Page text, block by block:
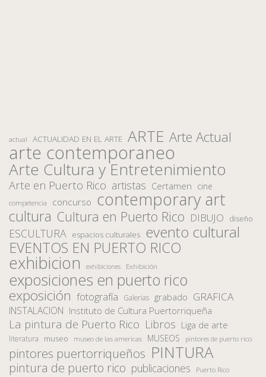
actual ACTUALIDAD EN EL ARTE ARTE Arte Actual
arte contemporaneo
Arte Cultura y Entretenimiento
Arte en Puerto Rico artistas Certamen cine
competencia concurso contemporary art
cultura Cultura en Puerto Rico DIBUJO diseño
ESCULTURA espacios culturales evento cultural
EVENTOS EN PUERTO RICO
exhibicion exhibiciones Exhibición
exposiciones en puerto rico
exposición fotografía Galerias grabado GRAFICA
INSTALACION Instituto de Cultura Puertorriqueña
La pintura de Puerto Rico Libros Liga de arte
literatura museo museo de las americas MUSEOS pintores de puerto rico
pintores puertorriqueños PINTURA
pintura de puerto rico publicaciones Puerto Rico